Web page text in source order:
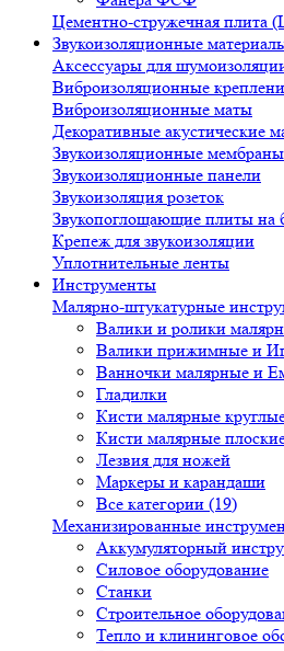
Цементно-стружечная плита
Звукоизоляционные
Аксессуары для
Виброизоляционные
Виброизоляционные маты
Декоративные акустические
Звукоизоляционные мембраны
Звукоизоляционные панели
Звукоизоляция розеток
Звукопоглощающие плиты на
Крепеж для звукоизоляции
Уплотнительные ленты
Инструменты
Малярно-штукатурные
Валики и ролики
Валики прижимные и
Ванночки малярные и
Гладилки
Кисти малярные
Кисти малярные
Лезвия для ножей
Маркеры и карандаши
Все категории (19)
Механизированные
Аккумуляторный
Силовое оборудование
Станки
Строительное
Тепло и клининговое